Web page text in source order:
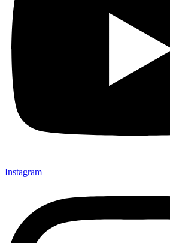
Instagram